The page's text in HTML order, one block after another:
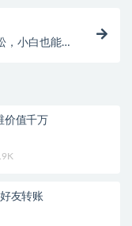
，小白也能
价值千万
友转账